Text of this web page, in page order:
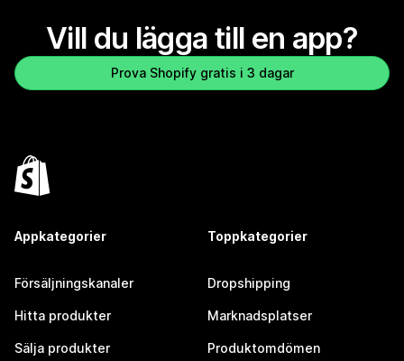
Vill du lägga till en app?
Prova Shopify gratis i 3 dagar
Appkategorier
Försäljningskanaler
Hitta produkter
Sälja produkter
Toppkategorier
Dropshipping
Marknadsplatser
Produktomdömen